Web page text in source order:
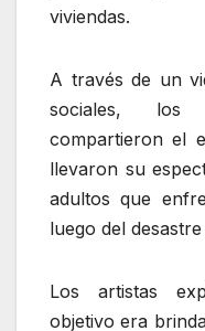
viviendas.
A través de un
sociales, los
compartieron el
llevaron su
adultos que
luego del
Los artistas
objetivo era